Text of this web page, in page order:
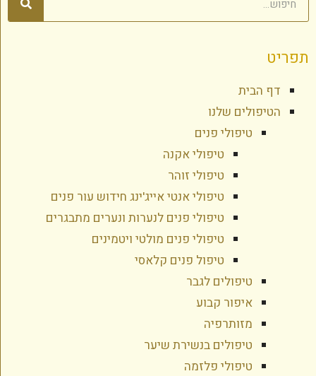
תפריט
דף הבית
הטיפולים שלנו
טיפולי פנים
טיפולי אקנה
טיפולי זוהר
טיפולי אנטי אייג'ינג חידוש עור פנים
טיפולי פנים לנערות ונערים מתבגרים
טיפולי פנים מולטי ויטמינים
טיפול פנים קלאסי
טיפולים לגבר
איפור קבוע
מזותרפיה
טיפולים בנשירת שיער
טיפולי פלזמה